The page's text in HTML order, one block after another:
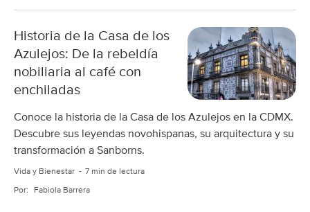
Historia de la Casa de los
Azulejos: De la rebeldía
nobiliaria al café con
enchiladas
Conoce la historia de la Casa de los Azulejos en la CDMX.
Descubre sus leyendas novohispanas, su arquitectura y su
transformación a Sanborns.
Vida y Bienestar 7 min de lectura
Por: Fabiola Barrera